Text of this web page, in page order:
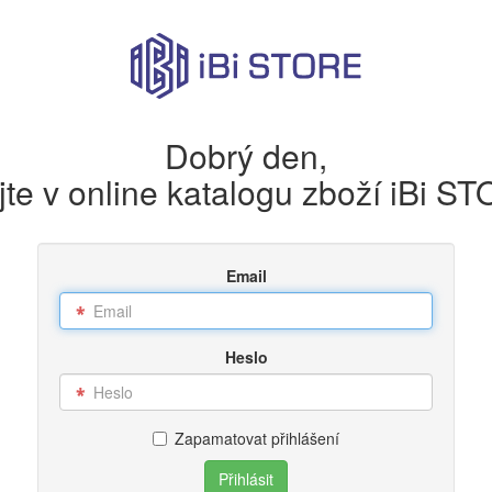
Dobrý den,
v online katalogu zboží iBi
Email
Heslo
Zapamatovat přihlášení